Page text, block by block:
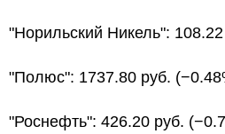
"Норильский Никель":
"Полюс": 1737.80 руб.
"Роснефть": 426.20 руб.